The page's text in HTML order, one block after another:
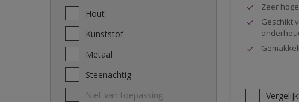
Hout
Kunststof
Metaal
Steenachtig
Niet van toepassing
Zeer
Geschikt
Vergelijk